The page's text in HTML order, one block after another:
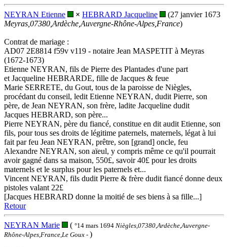
NEYRAN Etienne × HEBRARD Jacqueline
(27 janvier 1673
Meyras,07380,Ardèche,Auvergne-Rhône-Alpes,France)
Contrat de mariage :
AD07 2E8814 f59v v119 - notaire Jean MASPETIT à Meyras
(1672-1673)
Etienne NEYRAN, fils de Pierre des Plantades d'une part
et Jacqueline HEBRARDE, fille de Jacques & feue
Marie SERRETE, du Gout, tous de la paroisse de Niègles,
procédant du conseil, ledit Etienne NEYRAN, dudit Pierre, son
père, de Jean NEYRAN, son frère, ladite Jacqueline dudit
Jacques HEBRARD, son père...
Pierre NEYRAN, père du fiancé, constitue en dit audit Etienne, son
fils, pour tous ses droits de légitime paternels, maternels, légat à lui
fait par feu Jean NEYRAN, prêtre, son [grand] oncle, feu
Alexandre NEYRAN, son aïeul, y compris même ce qu'il pourrait
avoir gagné dans sa maison, 550£, savoir 40£ pour les droits
maternels et le surplus pour les paternels et...
Vincent NEYRAN, fils dudit Pierre & frère dudit fiancé donne deux
pistoles valant 22£
[Jacques HEBRARD donne la moitié de ses biens à sa fille...]
Retour
NEYRAN Marie ( °14 mars 1694 Niègles,07380,Ardèche,Auvergne-
Rhône-Alpes,France,Le Goux - )